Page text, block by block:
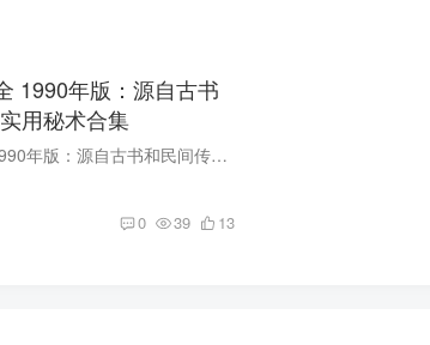
1990年版：源自古书
用秘术合集
600个秘术大全 1990年版：源自古书和民间传承的实用秘术合集 【这份资源是什么？】 600个秘术大全是一部系统整理的民间智慧合集，源自古书和民间智者传承。该资源收录了600个实用秘术，涵盖生活...
0 39 13